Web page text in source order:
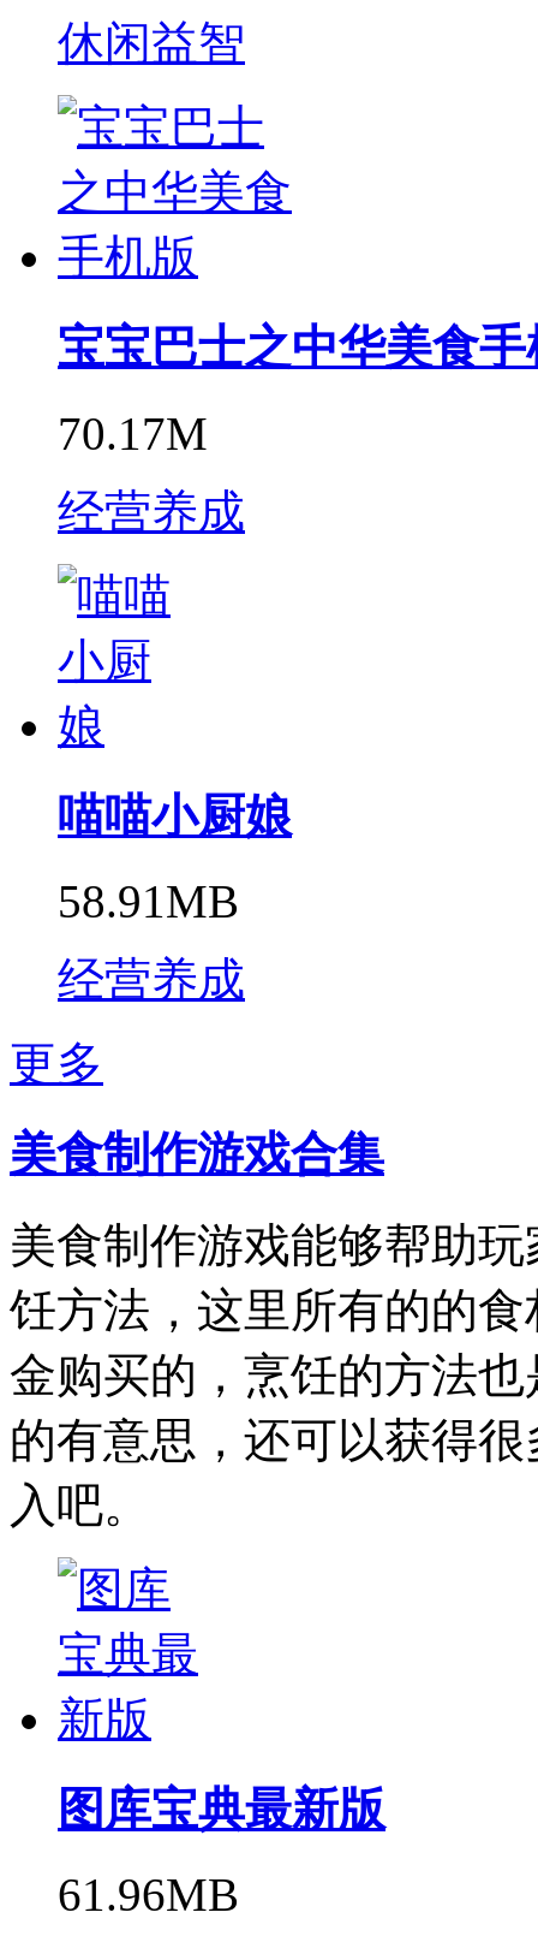
休闲益智
宝宝巴士之中华美食手
70.17M
经营养成
喵喵小厨娘
58.91MB
经营养成
更多
美食制作游戏合集​
美食制作游戏能够帮助
饪方法，这里所有的的
金购买的，烹饪的方法
的有意思，还可以获得
入吧。
图库宝典最新版
61.96MB